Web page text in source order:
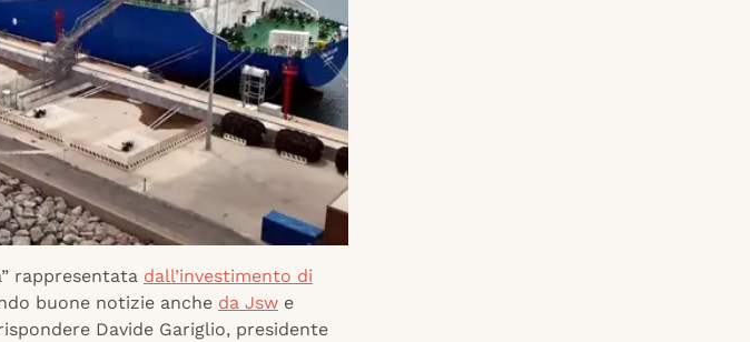
rappresentata dall’investimento di
buone notizie anche da Jsw e
Davide Gariglio, presidente